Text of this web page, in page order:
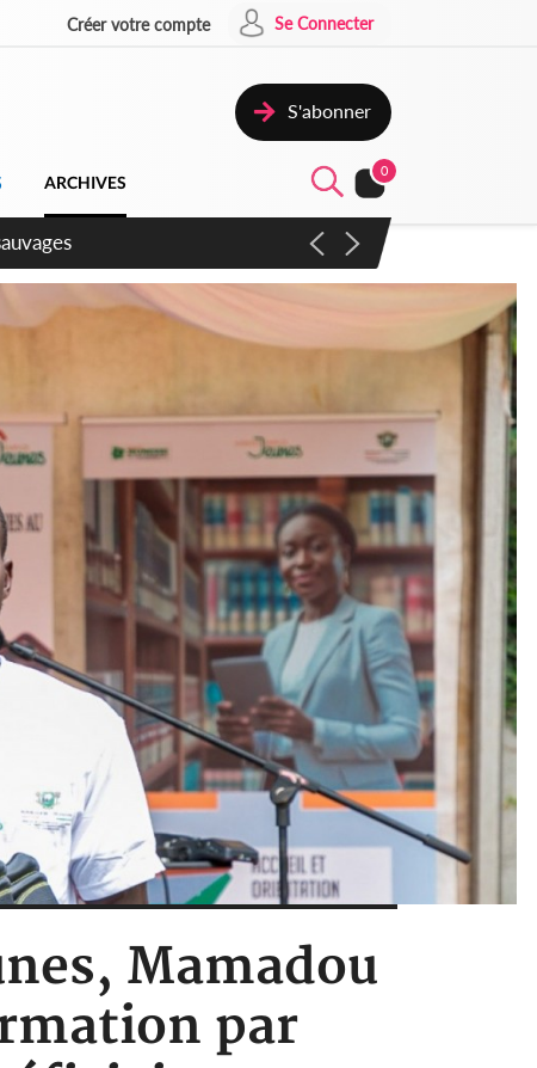
Créer votre compte Se Connecter
S'abonner
ARCHIVES
0
Mamadou
par